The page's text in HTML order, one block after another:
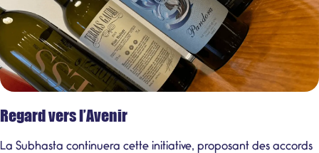
Regard vers l’Avenir
La Subhasta continuera cette initiative, proposant des accords